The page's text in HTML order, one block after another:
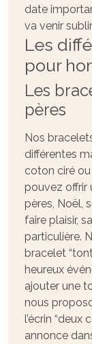
date
va venir
Les
pour
Les
pères
Nos
différentes
coton ciré ou
pouvez offrir
pères, Noël,
faire plaisir,
particulière.
bracelet
heureux
ajouter une
nous
l’écrin “deux
annonce